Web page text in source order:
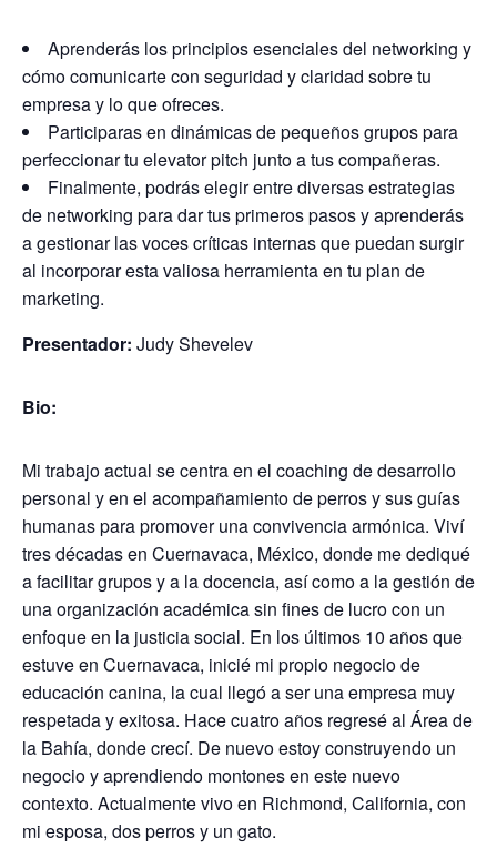
Aprenderás los principios esenciales del networking y
cómo comunicarte con seguridad y claridad sobre tu
empresa y lo que ofreces.
Participaras en dinámicas de pequeños grupos para
perfeccionar tu elevator pitch junto a tus compañeras.
Finalmente, podrás elegir entre diversas estrategias
de networking para dar tus primeros pasos y aprenderás
a gestionar las voces críticas internas que puedan surgir
al incorporar esta valiosa herramienta en tu plan de
marketing.
Presentador: JudyShevelev
Bio:
Mi trabajo actual se centra en el coaching de desarrollo
personal y en el acompañamiento de perros y sus guías
humanas para promover una convivencia armónica. Viví
tres décadas en Cuernavaca, México, donde me dediqué
a facilitar grupos y a la docencia, así como a la gestión de
una organización académica sin fines de lucro con un
enfoque en la justicia social. En los últimos 10 años que
estuve en Cuernavaca, inicié mi propio negocio de
educación canina, la cual llegó a ser una empresa muy
respetada y exitosa. Hace cuatro años regresé al Área de
la Bahía, donde crecí. De nuevo estoy construyendo un
negocio y aprendiendo montones en este nuevo
contexto. Actualmente vivo en Richmond, California, con
mi esposa, dos perros y un gato.